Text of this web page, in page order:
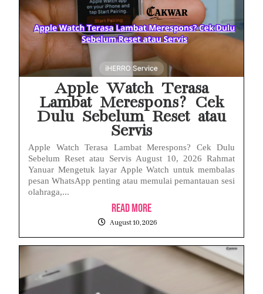
Febrie Adriansyah Ditahan, Mengapa Tanpa Rompi Pink? Ini Penjelasan dan Faktanya
Apple Watch Terasa
Lambat Merespons? Cek
Dulu Sebelum Reset atau
Servis
Apple Watch Terasa Lambat Merespons? Cek Dulu
Sebelum Reset atau Servis August 10, 2026 Rahmat
Yanuar Mengetuk layar Apple Watch untuk membalas
pesan WhatsApp penting atau memulai pemantauan sesi
olahraga,...
Read More
August 10, 2026